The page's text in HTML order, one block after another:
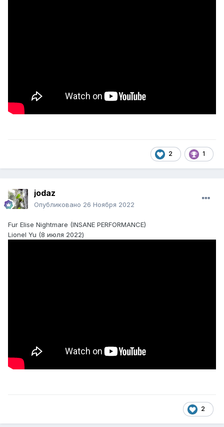
2 1
jodaz
Опубликовано 26 Ноября 2022
Fur Elise Nightmare (INSANE PERFORMANCE)
Lionel Yu (8 июля 2022)
2